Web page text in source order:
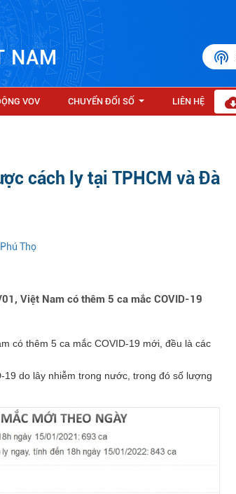
NAM
VOV CHUYỂN ĐỔI SỐ LIÊN HỆ
cách ly tại TPHCM và Đà
Thọ
Việt Nam có thêm 5 ca mắc COVID-19
có thêm 5 ca mắc COVID-19 mới, đều là các
do lây nhiễm trong nước, trong đó số lượng